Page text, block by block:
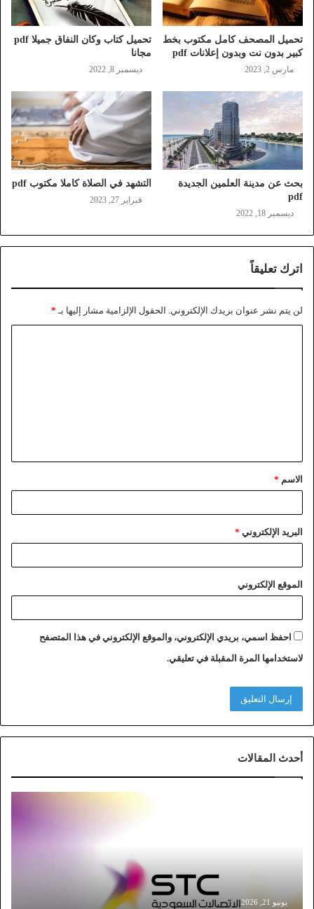
تحميل المصحف كامل مكتوب بخط
كبير بدون نت وبدون إعلانات pdf
مارس 2, 2023
تحميل كتاب وكان النفاق جميلا pdf
مجانا
ديسمبر 8, 2022
بحث عن مدينة العلمين الجديدة
pdf
ديسمبر 18, 2022
التشهد في الصلاة كاملا مكتوب pdf
فبراير 27, 2023
اترك تعليقاً
لن يتم نشر عنوان بريدك الإلكتروني. الحقول الإلزامية مشار إليها بـ *
الاسم *
البريد الإلكتروني *
الموقع الإلكتروني
احفظ اسمي، بريدي الإلكتروني، والموقع الإلكتروني في هذا المتصفح
لاستخدامها المرة المقبلة في تعليقي.
أحدث المقالات
و
يونيو 21, 2026